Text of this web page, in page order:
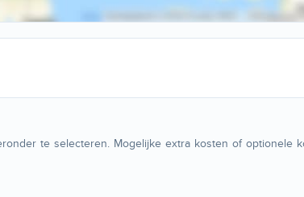
te selecteren. Mogelijke extra kosten of optionele